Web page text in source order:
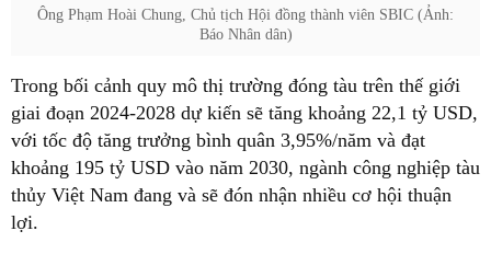
Ông Phạm Hoài Chung, Chủ tịch Hội đồng thành viên SBIC (Ảnh:
Báo Nhân dân)
Trong bối cảnh quy mô thị trường đóng tàu trên thế giới
giai đoạn 2024-2028 dự kiến sẽ tăng khoảng 22,1 tỷ USD,
với tốc độ tăng trưởng bình quân 3,95%/năm và đạt
khoảng 195 tỷ USD vào năm 2030, ngành công nghiệp tàu
thủy Việt Nam đang và sẽ đón nhận nhiều cơ hội thuận
lợi.